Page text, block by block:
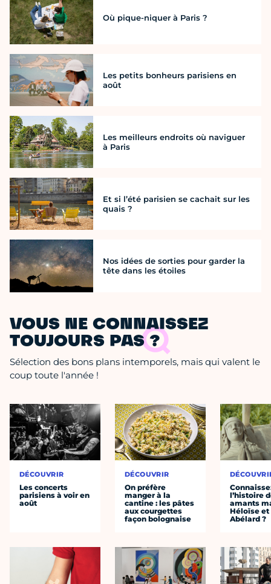
Où pique-niquer à Paris ?
Les petits bonheurs parisiens en
août
Les meilleurs endroits où naviguer
à Paris
Et si l’été parisien se cachait sur les
quais ?
Nos idées de sorties pour garder la
tête dans les étoiles
VOUS NE CONNAISSEZ
TOUJOURS PAS ?
Sélection des bons plans intemporels, mais qui valent le
coup toute l'année !
DÉCOUVRIR
Les concerts
parisiens à voir en
août
DÉCOUVRIR
On préfère
manger à la
cantine : les pâtes
aux courgettes
façon bolognaise
l’histoire
amants
Héloïse et
Abélard ?